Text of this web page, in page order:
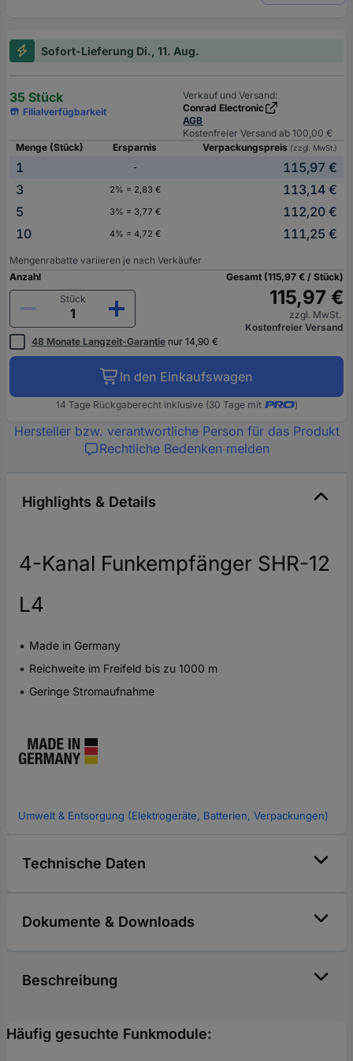
Sofort-Lieferung Di., 11. Aug.
35 Stück
Filialverfügbarkeit
Verkauf und Versand:
Conrad Electronic
AGB
Kostenfreier Versand ab 100,00 €
Menge (Stück)
Ersparnis Verpackungspreis (zzgl. MwSt.)
1 -
115,97 €
3
2% = 2,83 €
113,14 €
5
3% = 3,77 €
112,20 €
10
4% = 4,72 € 111,25 €
Mengenrabatte variieren je nach Verkäufer
Anzahl
Stück
Gesamt (115,97 € / Stück)
115,97 €
zzgl. MwSt.
Kostenfreier Versand
48 Monate Langzeit-Garantie nur 14,90 €
In den Einkaufswagen
14 Tage Rückgaberecht inklusive (30 Tage mit )
Hersteller bzw. verantwortliche Person für das Produkt
Rechtliche Bedenken melden
Highlights & Details
4-Kanal Funkempfänger SHR-12
L4
Made in Germany
Reichweite im Freifeld bis zu 1000 m
Geringe Stromaufnahme
Umwelt & Entsorgung (Elektrogeräte, Batterien, Verpackungen)
Technische Daten
Dokumente & Downloads
Beschreibung
Häufig gesuchte Funkmodule: